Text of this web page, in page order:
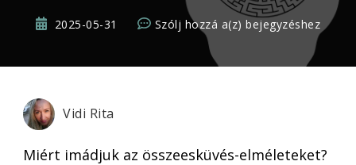
2025-05-31 Szólj hozzá a(z)Az
összeesküvés-
elméletek
–
bejegyzéshez
Vidi Rita
Miért imádjuk az összeesküvés-elméleteket?